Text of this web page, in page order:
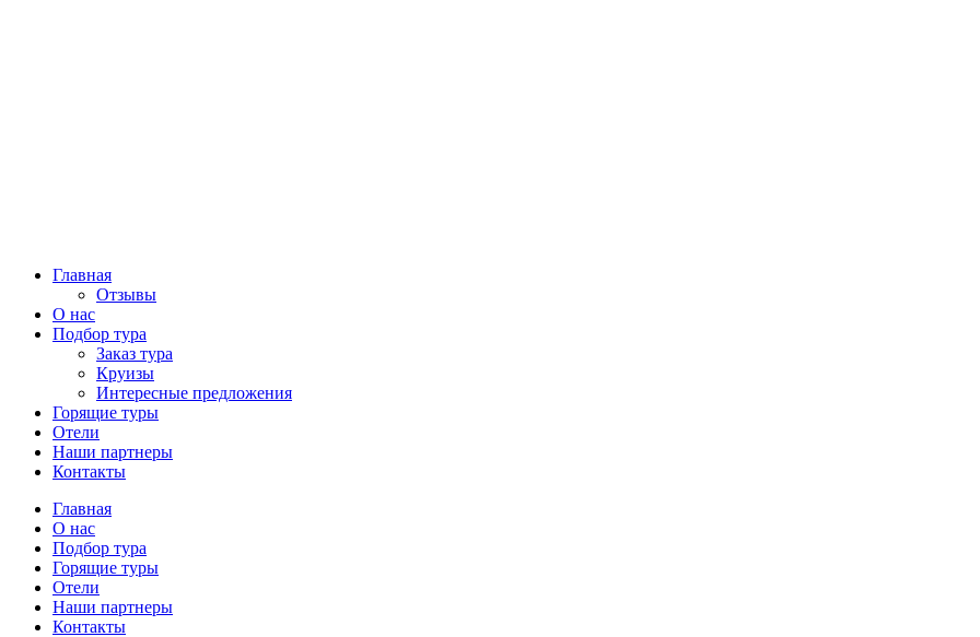
Главная
Отзывы
О нас
Подбор тура
Заказ тура
Круизы
Интересные предложения
Горящие туры
Отели
Наши партнеры
Контакты
Главная
О нас
Подбор тура
Горящие туры
Отели
Наши партнеры
Контакты